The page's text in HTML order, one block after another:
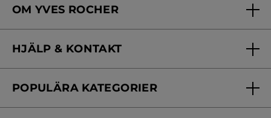
OM YVES ROCHER
Vårt engagemang
Skönhetstips
HJÄLP & KONTAKT
Kontakta oss
POPULÄRA KATEGORIER